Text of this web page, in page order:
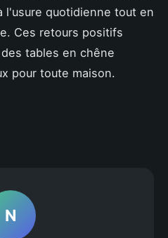
l'usure quotidienne tout en
Ces retours positifs
tables en chêne
pour toute maison.
N